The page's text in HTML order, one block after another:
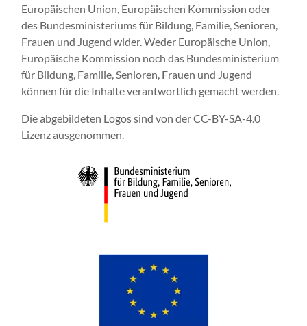
Europäischen Union, Europäischen Kommission oder
des Bundesministeriums für Bildung, Familie, Senioren,
Frauen und Jugend wider. Weder Europäische Union,
Europäische Kommission noch das Bundesministerium
für Bildung, Familie, Senioren, Frauen und Jugend
können für die Inhalte verantwortlich gemacht werden.
Die abgebildeten Logos sind von der CC-BY-SA-4.0
Lizenz ausgenommen.